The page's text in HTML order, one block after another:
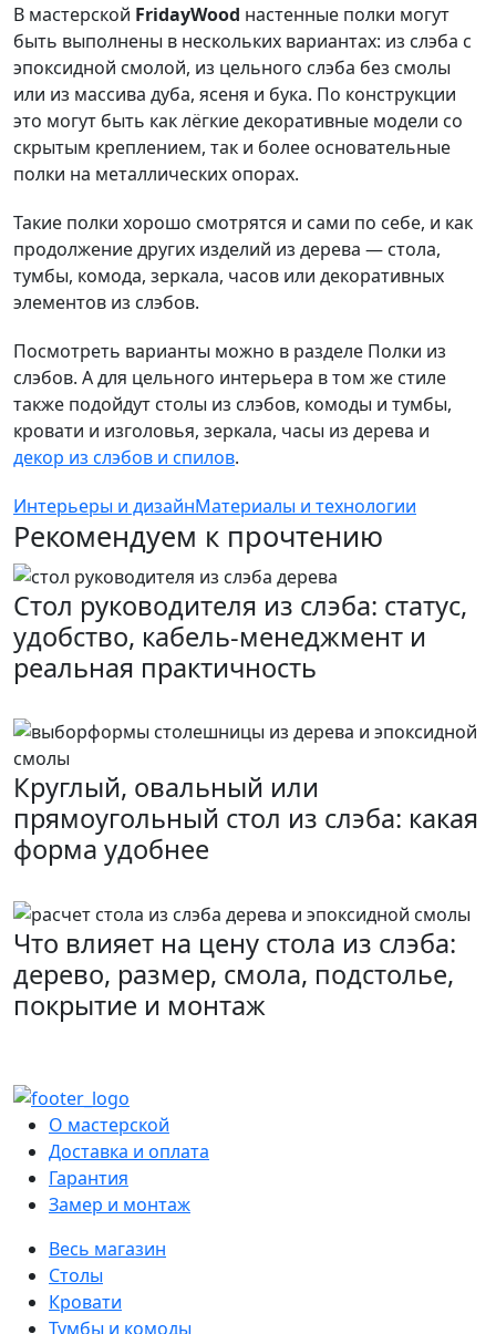
В мастерской FridayWood настенные полки могут
быть выполнены в нескольких вариантах: из слэба с
эпоксидной смолой, из цельного слэба без смолы
или из массива дуба, ясеня и бука. По конструкции
это могут быть как лёгкие декоративные модели со
скрытым креплением, так и более основательные
полки на металлических опорах.
Такие полки хорошо смотрятся и сами по себе, и как
продолжение других изделий из дерева — стола,
тумбы, комода, зеркала, часов или декоративных
элементов из слэбов.
Посмотреть варианты можно в разделе Полки из
слэбов. А для цельного интерьера в том же стиле
также подойдут столы из слэбов, комоды и тумбы,
кровати и изголовья, зеркала, часы из дерева и
декор из слэбов и спилов.
Интерьеры и дизайнМатериалы и технологии
Рекомендуем к прочтению
Стол руководителя из слэба: статус,
удобство, кабель-менеджмент и
реальная практичность
Круглый, овальный или
прямоугольный стол из слэба: какая
форма удобнее
Что влияет на цену стола из слэба:
дерево, размер, смола, подстолье,
покрытие и монтаж
О мастерской
Доставка и оплата
Гарантия
Замер и монтаж
Весь магазин
Столы
Кровати
Тумбы и комоды